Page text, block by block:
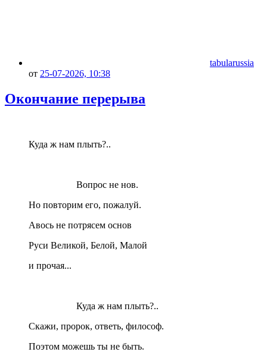
tabularussia
от 25-07-2026, 10:38
Окончание перерыва
Куда ж нам плыть?..
Вопрос не нов.
Но повторим его, пожалуй.
Авось не потрясем основ
Руси Великой, Белой, Малой
и прочая...
Куда ж нам плыть?..
Скажи, пророк, ответь, философ.
Поэтом можешь ты не быть.